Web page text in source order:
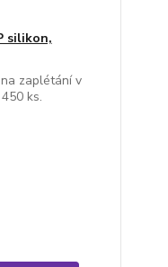
silikon,
zaplétání v
ks.